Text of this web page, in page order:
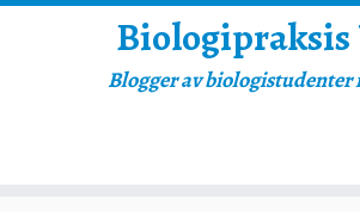
Biologipraksis
Blogger av biologistudenter